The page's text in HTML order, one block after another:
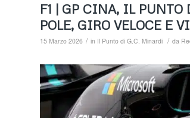
F1 | GP CINA, IL
POLE, GIRO VELOCE E
15 Marzo 2026 / in Il Punto di G.C. Minardi / da